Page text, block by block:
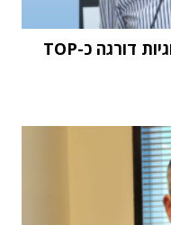
מחקר STKI השנתי: וואן טכנולוגיות דורגה כ-TOP